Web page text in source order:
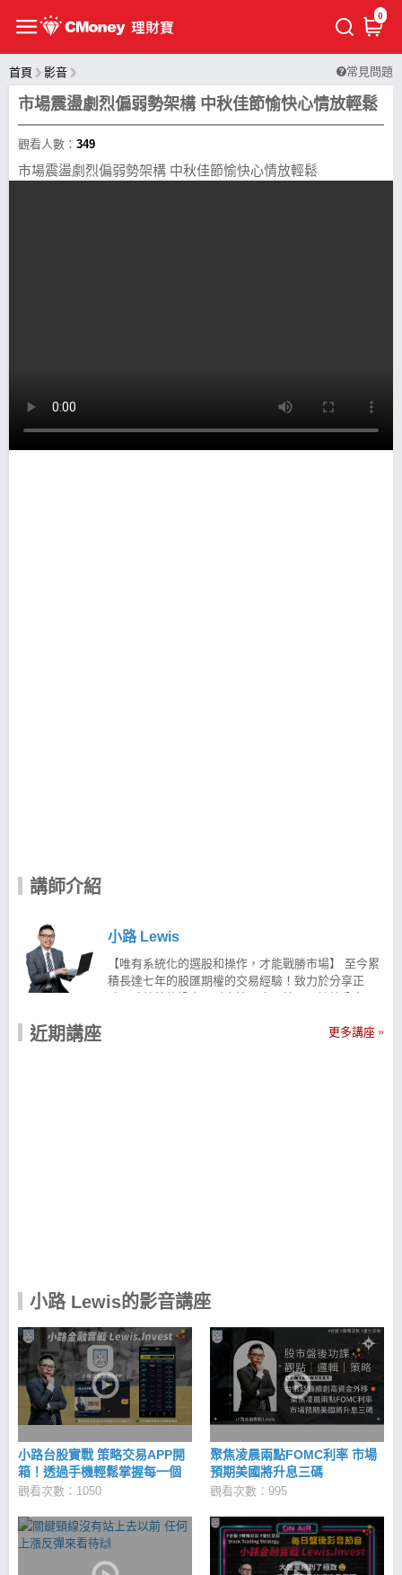
0
首頁 影音 常見問題
市場震盪劇烈偏弱勢架構 中秋佳節愉快心情放輕鬆
觀看人數： 349
市場震盪劇烈偏弱勢架構 中秋佳節愉快心情放輕鬆
講師介紹
小路 Lewis
【唯有系統化的選股和操作，才能戰勝市場】 至今累
積長達七年的股匯期權的交易經驗！致力於分享正
確、系統性的投資理財方法、交易技巧，持續分享具
股票、外匯保證金、ETFs等商品提供持續性的資訊，
載 >> https://cmy.tw/00BKu8
近期講座 更多講座
小路 Lewis的影音講座
小路台股實戰 策略交易APP開
箱！透過手機輕鬆掌握每一個
投資機會！
觀看次數：1050
聚焦凌晨兩點FOMC利率 市場
預期美國將升息三碼
觀看次數：995